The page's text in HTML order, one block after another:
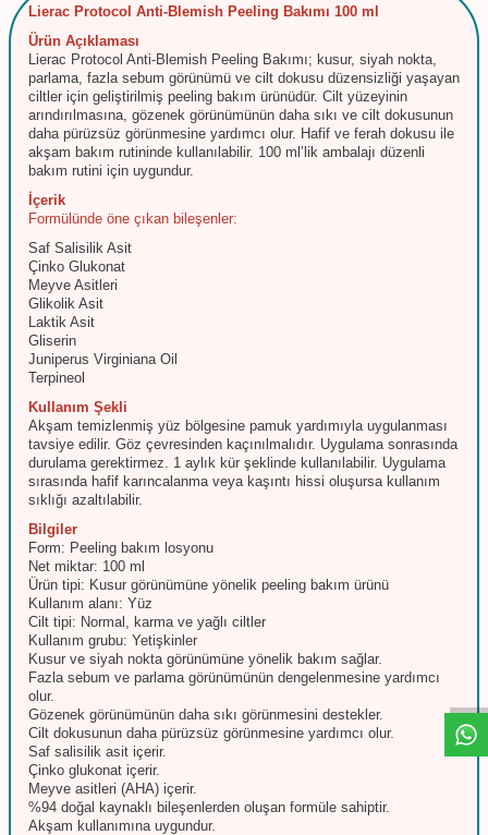
Lierac Protocol Anti-Blemish Peeling Bakımı 100 ml
Ürün Açıklaması
Lierac Protocol Anti-Blemish Peeling Bakımı; kusur, siyah nokta,
parlama, fazla sebum görünümü ve cilt dokusu düzensizliği yaşayan
ciltler için geliştirilmiş peeling bakım ürünüdür. Cilt yüzeyinin
arındırılmasına, gözenek görünümünün daha sıkı ve cilt dokusunun
daha pürüzsüz görünmesine yardımcı olur. Hafif ve ferah dokusu ile
akşam bakım rutininde kullanılabilir. 100 ml’lik ambalajı düzenli
bakım rutini için uygundur.
İçerik
Formülünde öne çıkan bileşenler:
Saf Salisilik Asit
Çinko Glukonat
Meyve Asitleri
Glikolik Asit
Laktik Asit
Gliserin
Juniperus Virginiana Oil
Terpineol
Kullanım Şekli
Akşam temizlenmiş yüz bölgesine pamuk yardımıyla uygulanması
tavsiye edilir. Göz çevresinden kaçınılmalıdır. Uygulama sonrasında
durulama gerektirmez. 1 aylık kür şeklinde kullanılabilir. Uygulama
sırasında hafif karıncalanma veya kaşıntı hissi oluşursa kullanım
sıklığı azaltılabilir.
Bilgiler
Form: Peeling bakım losyonu
Net miktar: 100 ml
Ürün tipi: Kusur görünümüne yönelik peeling bakım ürünü
Kullanım alanı: Yüz
Cilt tipi: Normal, karma ve yağlı ciltler
Kullanım grubu: Yetişkinler
Kusur ve siyah nokta görünümüne yönelik bakım sağlar.
Fazla sebum ve parlama görünümünün dengelenmesine yardımcı
olur.
Gözenek görünümünün daha sıkı görünmesini destekler.
Cilt dokusunun daha pürüzsüz görünmesine yardımcı olur.
Saf salisilik asit içerir.
Çinko glukonat içerir.
Meyve asitleri (AHA) içerir.
%94 doğal kaynaklı bileşenlerden oluşan formüle sahiptir.
Akşam kullanımına uygundur.